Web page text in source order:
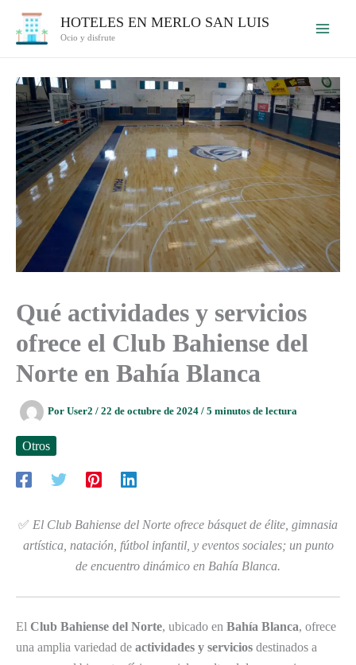
HOTELES EN MERLO SAN LUIS
Ocio y disfrute
Qué actividades y servicios
ofrece el Club Bahiense del
Norte en Bahía Blanca
Por User2 / 22 de octubre de 2024 / 5 minutos de lectura
Otros
✅ El Club Bahiense del Norte ofrece básquet de élite, gimnasia
artística, natación, fútbol infantil, y eventos sociales; un punto
de encuentro dinámico en Bahía Blanca.
El Club Bahiense del Norte, ubicado en Bahía Blanca, ofrece
una amplia variedad de actividades y servicios destinados a